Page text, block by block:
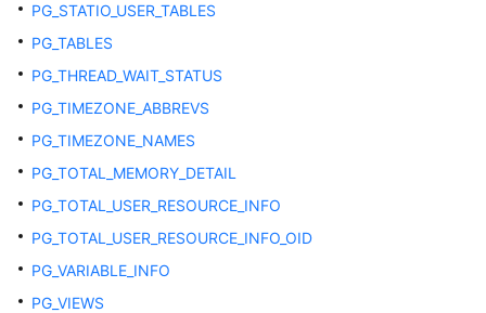
ADM_CONSTRAINTS
ADM_DEPENDENCIES
PG_STATIO_USER_TABLES
PG_TABLES
PG_THREAD_WAIT_STATUS
PG_TIMEZONE_ABBREVS
PG_TIMEZONE_NAMES
PG_TOTAL_MEMORY_DETAIL
PG_TOTAL_USER_RESOURCE_INFO
PG_TOTAL_USER_RESOURCE_INFO_OID
PG_VARIABLE_INFO
PG_VIEWS